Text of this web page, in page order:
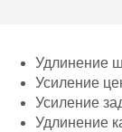
Удлинение
Усиление
Усиление
Удлинение